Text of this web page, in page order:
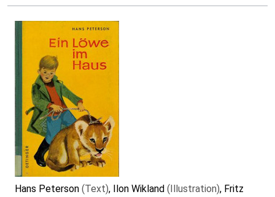
Hans Peterson (Text), Ilon Wikland (Illustration), Fritz